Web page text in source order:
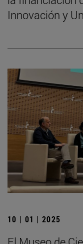
Innovación y
10 | 01 | 2025